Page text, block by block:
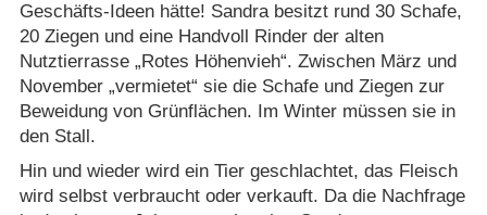
Geschäfts-Ideen hätte! Sandra besitzt rund 30 Schafe,
20 Ziegen und eine Handvoll Rinder der alten
Nutztierrasse „Rotes Höhenvieh“. Zwischen März und
November „vermietet“ sie die Schafe und Ziegen zur
Beweidung von Grünflächen. Im Winter müssen sie in
den Stall.
Hin und wieder wird ein Tier geschlachtet, das Fleisch
wird selbst verbraucht oder verkauft. Da die Nachfrage